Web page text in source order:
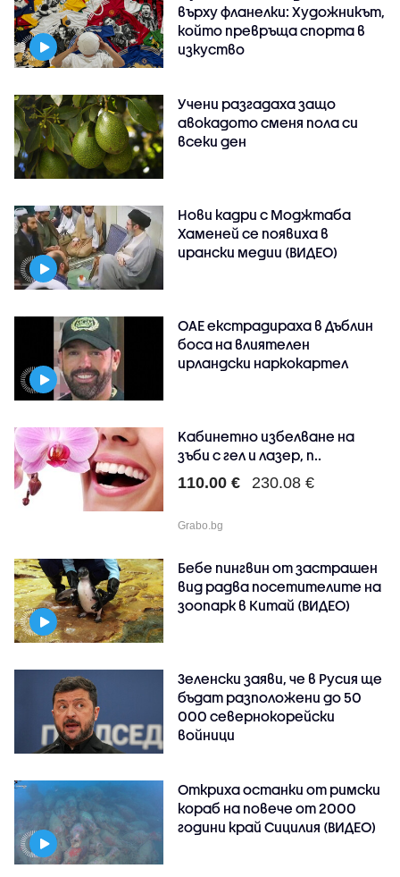
върху фланелки: Художникът,
който превръща спорта в
изкуство
Учени разгадаха защо
авокадото сменя пола си
всеки ден
Нови кадри с Моджтаба
Хаменей се появиха в
ирански медии (ВИДЕО)
ОАЕ екстрадираха в Дъблин
боса на влиятелен
ирландски наркокартел
Kабинетно избелване на
зъби с гел и лазер, п..
110.00 € 230.08 €
Grabo.bg
Бебе пингвин от застрашен
вид радва посетителите на
зоопарк в Китай (ВИДЕО)
Зеленски заяви, че в Русия ще
бъдат разположени до 50
000 севернокорейски
войници
Откриха останки от римски
кораб на повече от 2000
години край Сицилия (ВИДЕО)